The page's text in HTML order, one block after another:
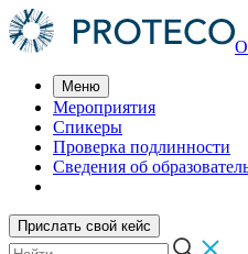
Меню
Мероприятия
Спикеры
Проверка подлинности
Сведения об
Прислать свой кейс